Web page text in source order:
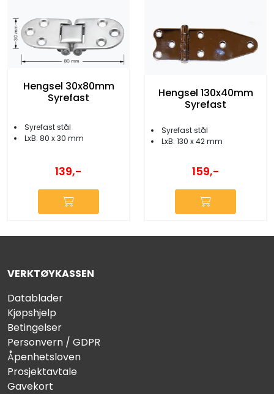
Hengsel 30x80mm
Syrefast
Syrefast stål
LxB: 80 x 30 mm
139,-
Hengsel 130x40mm
Syrefast
Syrefast stål
LxB: 130 x 42 mm
159,-
VERKTØYKASSEN
Datablader
Kjøpshjelp
Betingelser
Personvern / GDPR
Åpenhetsloven
Prosjektavtale
Gavekort